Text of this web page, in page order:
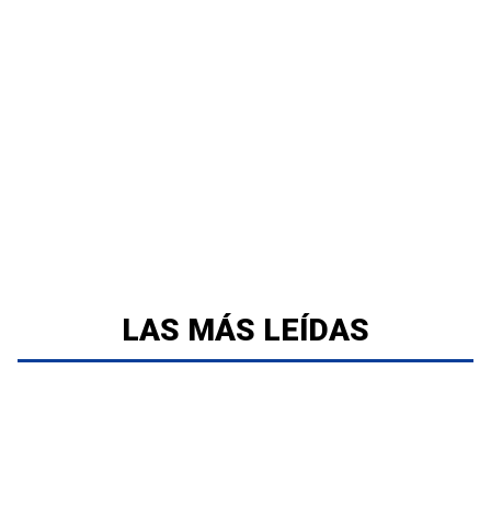
LAS MÁS LEÍDAS